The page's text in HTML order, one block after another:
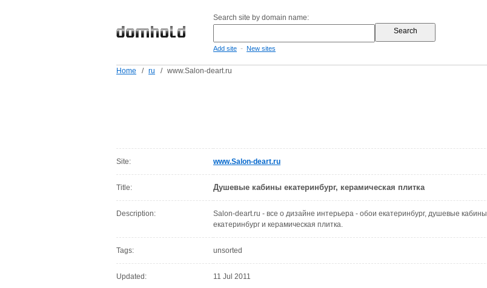
Search site by domain name:
Add site - New sites
Home / ru / www.Salon-deart.ru
Site: www.Salon-deart.ru
Title: Душевые кабины екатеринбург, керамическая плитка
Description:
Salon-deart.ru - все о дизайне интерьера - обои екатеринбург, душевые кабины
екатеринбург и керамическая плитка.
Tags: unsorted
Updated: 11 Jul 2011